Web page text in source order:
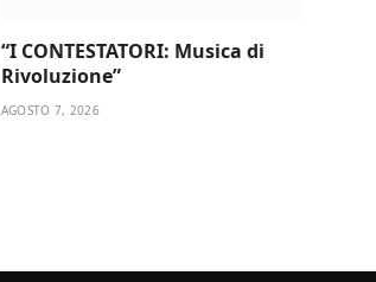
“I CONTESTATORI: Musica di
Rivoluzione”
AGOSTO 7, 2026